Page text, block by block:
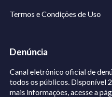
Termos e Condições de Uso
Denúncia
Canal eletrônico oficial de
todos os públicos. Disponível
mais informações, acesse a